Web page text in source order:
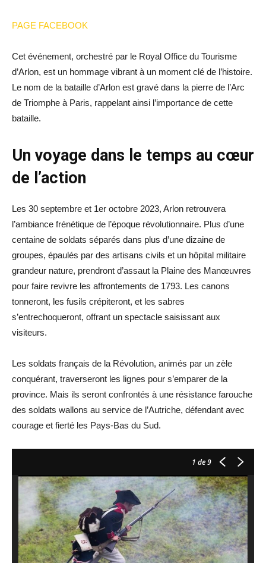
PAGE FACEBOOK
Cet événement, orchestré par le Royal Office du Tourisme
d’Arlon, est un hommage vibrant à un moment clé de l’histoire.
Le nom de la bataille d’Arlon est gravé dans la pierre de l’Arc
de Triomphe à Paris, rappelant ainsi l’importance de cette
bataille.
Un voyage dans le temps au cœur
de l’action
Les 30 septembre et 1er octobre 2023, Arlon retrouvera
l’ambiance frénétique de l’époque révolutionnaire. Plus d’une
centaine de soldats séparés dans plus d’une dizaine de
groupes, épaulés par des artisans civils et un hôpital militaire
grandeur nature, prendront d’assaut la Plaine des Manœuvres
pour faire revivre les affrontements de 1793. Les canons
tonneront, les fusils crépiteront, et les sabres
s’entrechoqueront, offrant un spectacle saisissant aux
visiteurs.
Les soldats français de la Révolution, animés par un zèle
conquérant, traverseront les lignes pour s’emparer de la
province. Mais ils seront confrontés à une résistance farouche
des soldats wallons au service de l’Autriche, défendant avec
courage et fierté les Pays-Bas du Sud.
1 de 9